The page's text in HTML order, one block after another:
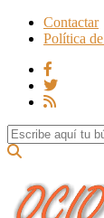
Contactar
Política
Search for: